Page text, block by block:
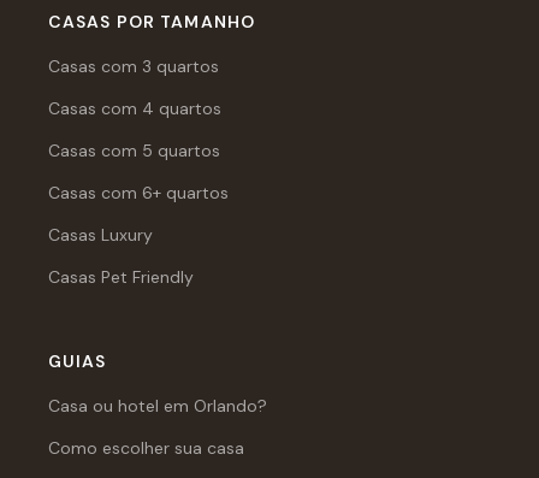
CASAS POR TAMANHO
Casas com 3 quartos
Casas com 4 quartos
Casas com 5 quartos
Casas com 6+ quartos
Casas Luxury
Casas Pet Friendly
GUIAS
Casa ou hotel em Orlando?
Como escolher sua casa